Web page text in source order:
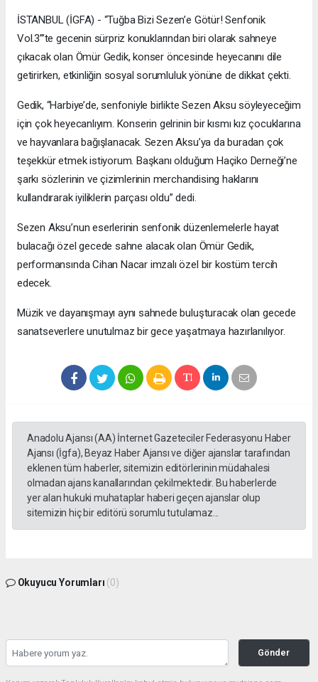
İSTANBUL (İGFA) - “Tuğba Bizi Sezen’e Götür! Senfonik
Vol.3”’te gecenin sürpriz konuklarından biri olarak sahneye
çıkacak olan Ömür Gedik, konser öncesinde heyecanını dile
getirirken, etkinliğin sosyal sorumluluk yönüne de dikkat çekti.
Gedik, “Harbiye’de, senfoniyle birlikte Sezen Aksu söyleyeceğim
için çok heyecanlıyım. Konserin gelrinin bir kısmı kız çocuklarına
ve hayvanlara bağışlanacak. Sezen Aksu’ya da buradan çok
teşekkür etmek istiyorum. Başkanı olduğum Haçiko Derneği’ne
şarkı sözlerinin ve çizimlerinin merchandising haklarını
kullandırarak iyiliklerin parçası oldu” dedi.
Sezen Aksu’nun eserlerinin senfonik düzenlemelerle hayat
bulacağı özel gecede sahne alacak olan Ömür Gedik,
performansında Cihan Nacar imzalı özel bir kostüm tercih
edecek.
Müzik ve dayanışmayı aynı sahnede buluşturacak olan gecede
sanatseverlere unutulmaz bir gece yaşatmaya hazırlanılıyor.
Anadolu Ajansı (AA) İnternet Gazeteciler Federasyonu Haber
Ajansı (İgfa), Beyaz Haber Ajansı ve diğer ajanslar tarafından
eklenen tüm haberler, sitemizin editörlerinin müdahalesi
olmadan ajans kanallarından çekilmektedir. Bu haberlerde
yer alan hukuki muhataplar haberi geçen ajanslar olup
sitemizin hiç bir editörü sorumlu tutulamaz...
Okuyucu Yorumları (0)
Gönder